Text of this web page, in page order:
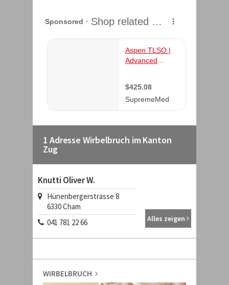
1 Adresse Wirbelbruch im Kanton
Zug
Knutti Oliver W.
Hünenbergerstrasse 8
6330Cham
041 781 22 66
Alles zeigen
WIRBELBRUCH